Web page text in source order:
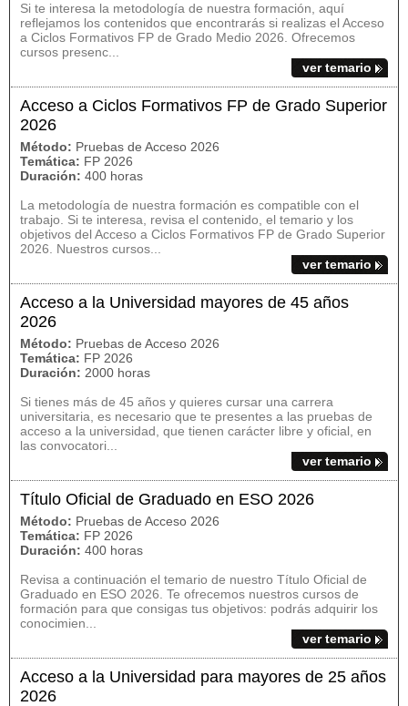
Si te interesa la metodología de nuestra formación, aquí
reflejamos los contenidos que encontrarás si realizas el Acceso
a Ciclos Formativos FP de Grado Medio 2026. Ofrecemos
cursos presenc...
ver temario
Acceso a Ciclos Formativos FP de Grado Superior
2026
Método: Pruebas de Acceso 2026
Temática: FP 2026
Duración: 400 horas
La metodología de nuestra formación es compatible con el
trabajo. Si te interesa, revisa el contenido, el temario y los
objetivos del Acceso a Ciclos Formativos FP de Grado Superior
2026. Nuestros cursos...
ver temario
Acceso a la Universidad mayores de 45 años
2026
Método: Pruebas de Acceso 2026
Temática: FP 2026
Duración: 2000 horas
Si tienes más de 45 años y quieres cursar una carrera
universitaria, es necesario que te presentes a las pruebas de
acceso a la universidad, que tienen carácter libre y oficial, en
las convocatori...
ver temario
Título Oficial de Graduado en ESO 2026
Método: Pruebas de Acceso 2026
Temática: FP 2026
Duración: 400 horas
Revisa a continuación el temario de nuestro Título Oficial de
Graduado en ESO 2026. Te ofrecemos nuestros cursos de
formación para que consigas tus objetivos: podrás adquirir los
conocimien...
ver temario
Acceso a la Universidad para mayores de 25 años
2026